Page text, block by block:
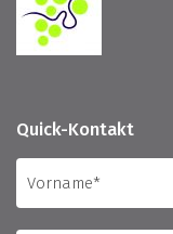
Quick-Kontakt